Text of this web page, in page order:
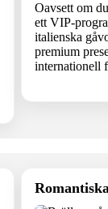
Oavsett om
ett VIP-
italienska
premium
internationell